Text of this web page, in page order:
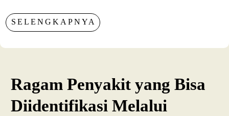
SELENGKAPNYA
Ragam Penyakit yang Bisa
Diidentifikasi Melalui